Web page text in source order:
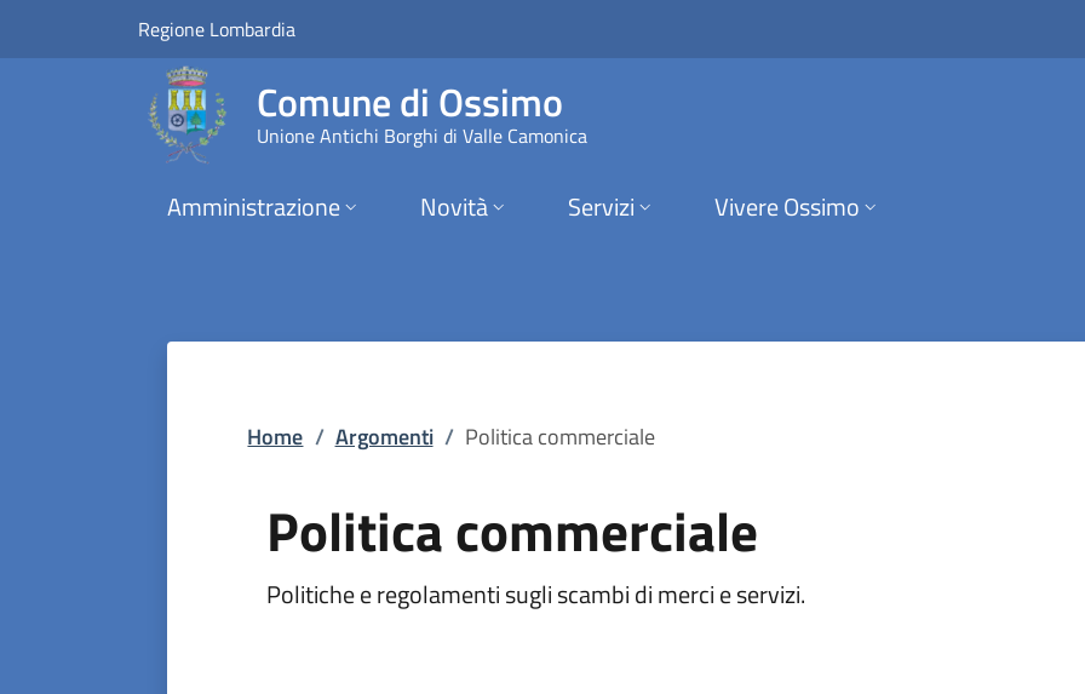
Vai al contenuto principale
Politica commerciale | Comune di
Regione Lombardia
Comune di Ossimo
Unione Antichi Borghi di Valle Camonica
Amministrazione Novità Servizi Vivere Ossimo
Home / Argomenti / Politica commerciale
Politica commerciale
Politiche e regolamenti sugli scambi di merci e servizi.